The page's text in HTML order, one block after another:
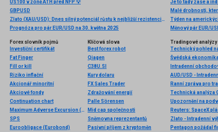
US100 v zóně ATH před NFP 💡
GBPUSD
Zlato (XAU/USD): Dnes silný potenciál růstu k nejbližší rezistenci, úterý 30. září 2025
Prognóza pro pár EUR/USD na 30. května 2025
Je to tady zase a
Malé drobnosti,
Týden na
Měnový pár EUR/
Forex slovník pojmů
Investiční certifikát
Fat Finger
Fill or kill
Riziko inflační
Akcionář minoritní
Akciové fondy
Continuation chart
Maximum Adverse Excursion (MAE)
SPS
Euroobligace (Eurobond)
Klíčová slova
Best forex robot
Qiagen
C38U.SI
Kury dolaru
FX Sales Trader
Zdražování energií
Palle Sörensen
Mid cap společnosti
Sněmovna reprezentantů
Pasivní příjem z kryptoměn
Tradingové analýzy
Technický pohled
Švédská
Intradenní
AUD/USD -
Ranní zpráva pro
Technická analýza
Reuters: SpaceX
Zlato - Intradenní
Pentagon požádal